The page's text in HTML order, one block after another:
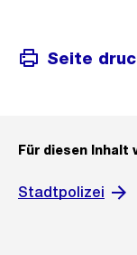
Seite
Für diesen
Stadtpolizei